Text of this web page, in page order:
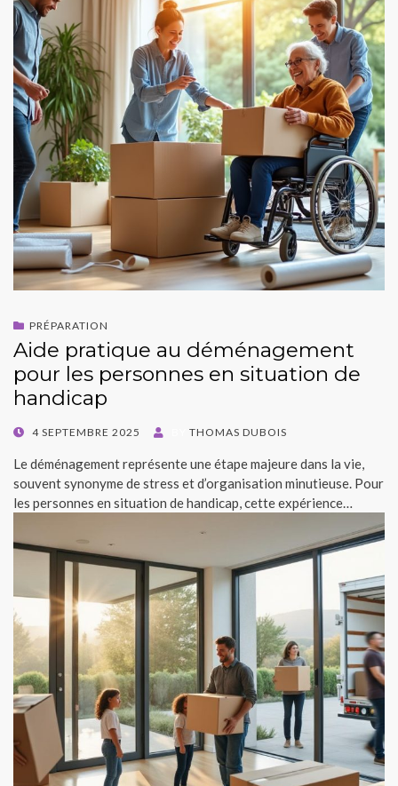
PRÉPARATION
Aide pratique au déménagement
pour les personnes en situation de
handicap
POSTED
4 SEPTEMBRE 2025 THOMAS DUBOIS
Le déménagement représente une étape majeure dans la vie,
souvent synonyme de stress et d’organisation minutieuse. Pour
les personnes en situation de handicap, cette expérience…